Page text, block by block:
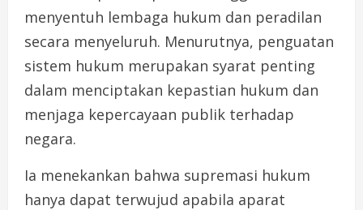
menyentuh lembaga hukum dan peradilan
secara menyeluruh. Menurutnya, penguatan
sistem hukum merupakan syarat penting
dalam menciptakan kepastian hukum dan
menjaga kepercayaan publik terhadap
negara.
Ia menekankan bahwa supremasi hukum
hanya dapat terwujud apabila aparat